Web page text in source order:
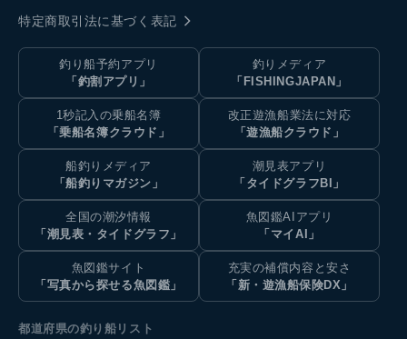
特定商取引法に基づく表記
釣り船予約アプリ
「釣割アプリ」
釣りメディア
「FISHINGJAPAN」
1秒記入の乗船名簿
「乗船名簿クラウド」
改正遊漁船業法に対応
「遊漁船クラウド」
船釣りメディア
「船釣りマガジン」
潮見表アプリ
「タイドグラフBI」
全国の潮汐情報
「潮見表・タイドグラフ」
魚図鑑AIアプリ
「マイAI」
魚図鑑サイト
「写真から探せる魚図鑑」
充実の補償内容と安さ
「新・遊漁船保険DX」
都道府県の釣り船リスト